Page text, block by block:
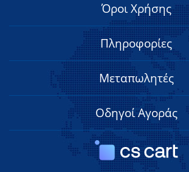
Όροι Χρήσης
Πληροφορίες
Μεταπωλητές
Οδηγοί Αγοράς